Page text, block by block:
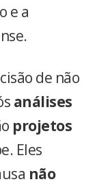
e a
de não
análises
projetos
Eles
não